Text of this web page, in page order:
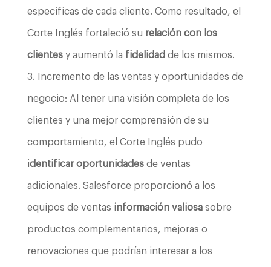
específicas de cada cliente. Como resultado, el
Corte Inglés fortaleció su relación con los
clientesy aumentó la fidelidad de los mismos.
Incremento de las ventas y oportunidades de
negocio: Al tener una visión completa de los
clientes y una mejor comprensión de su
comportamiento, el Corte Inglés pudo
identificar oportunidadesde ventas
adicionales. Salesforce proporcionó a los
equipos de ventas información valiosasobre
productos complementarios, mejoras o
renovaciones que podrían interesar a los